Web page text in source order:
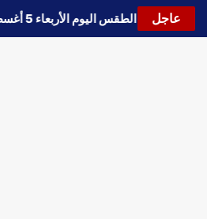
عاجل 🔵حالة الطقس اليوم الأربعاء 5 أغسطس 2026.. استمرار انخفاض الحرارة وتحذيرات من الشبورة واضطراب الملاحة